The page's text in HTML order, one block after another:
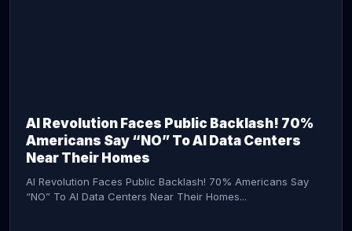
AI Revolution Faces Public Backlash! 70%
Americans Say “NO” To AI Data Centers
Near Their Homes
AI Revolution Faces Public Backlash! 70% Americans Say
“NO” To AI Data Centers Near Their Homes...